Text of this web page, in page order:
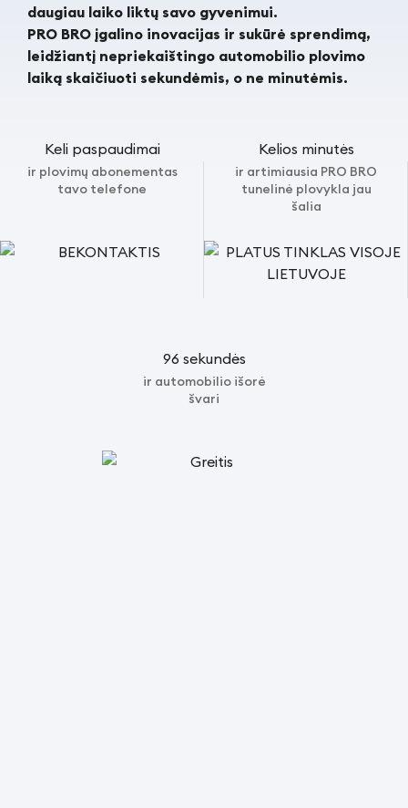
daugiau laiko liktų savo gyvenimui.
PRO BRO įgalino inovacijas ir sukūrė sprendimą,
leidžiantį nepriekaištingo automobilio plovimo
laiką skaičiuoti sekundėmis, o ne minutėmis.
Keli paspaudimai
ir plovimų abonementas
tavo telefone
Kelios minutės
ir artimiausia PRO BRO
tunelinė plovykla jau
šalia
96 sekundės
ir automobilio išorė
švari